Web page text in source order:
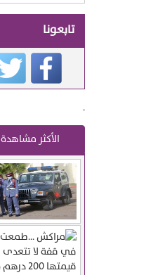
تابعونا
.
الأكثر مشاهدة